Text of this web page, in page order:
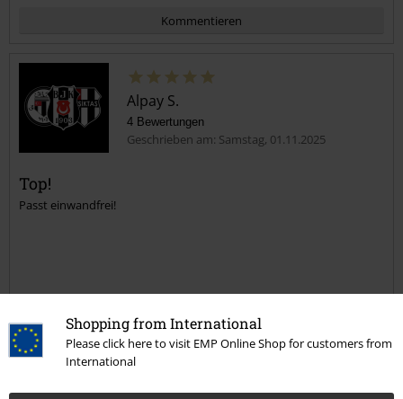
Shopping from International
Please click here to visit EMP Online Shop for customers from
International
Kommentieren
Kommentar jetzt abschicken!
Alpay S.
4 Bewertungen
Geschrieben am: Samstag, 01.11.2025
Top!
Passt einwandfrei!
5
Design